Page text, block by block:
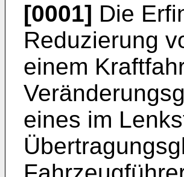
[0001] Die
Reduzierung
einem
eines im